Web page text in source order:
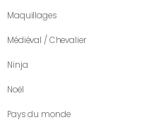
Maquillages
Médiéval / Chevalier
Ninja
Noël
Pays du monde